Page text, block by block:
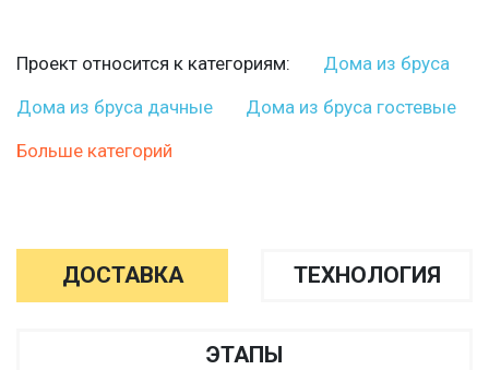
Проект относится к категориям:
Дома из бруса
Дома из бруса дачные
Дома из бруса гостевые
Больше категорий
ДОСТАВКА ТЕХНОЛОГИЯ
ЭТАПЫ